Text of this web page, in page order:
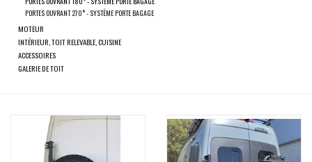
PORTES OUVRANT 270° - SYSTÈME PORTE BAGAGE
MOTEUR
INTÉRIEUR, TOIT RELEVABLE, CUISINE
ACCESSOIRES
GALERIE DE TOIT